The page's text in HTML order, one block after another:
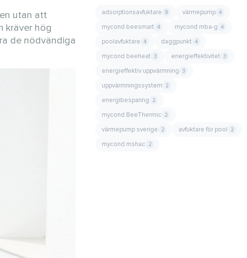
utan att
kräver hög
de nödvändiga
adsorptionsavfuktare 9 värmepump 4
mycond beesmart 4 mycond mba-g 4
poolavfuktare 4 daggpunkt 4
mycond beeheat 3 energieffektivitet 3
energieffektiv uppvärmning 3
uppvärmningssystem 2
energibesparing 2
mycond BeeThermic 2
värmepump sverige 2 avfuktare för pool 2
mycond mshac 2